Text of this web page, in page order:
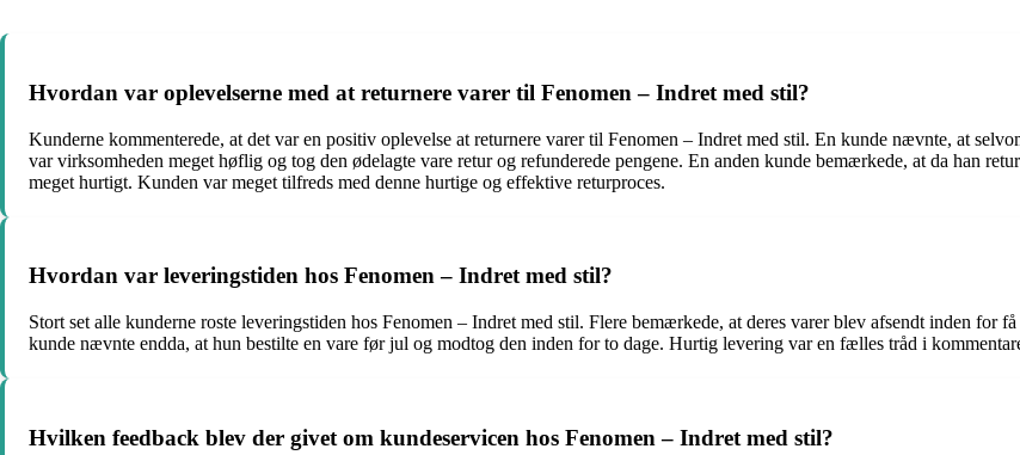
Hvordan var oplevelserne med at returnere varer til Fenomen – Indret med stil?
Kunderne kommenterede, at det var en positiv oplevelse at returnere varer til Fenomen – Indret med stil. En kunde nævnte, at
var virksomheden meget høflig og tog den ødelagte vare retur og refunderede pengene. En anden kunde bemærkede, at da han
meget hurtigt. Kunden var meget tilfreds med denne hurtige og effektive returproces.
Hvordan var leveringstiden hos Fenomen – Indret med stil?
Stort set alle kunderne roste leveringstiden hos Fenomen – Indret med stil. Flere bemærkede, at deres varer blev afsendt inden for
kunde nævnte endda, at hun bestilte en vare før jul og modtog den inden for to dage. Hurtig levering var en fælles tråd i
Hvilken feedback blev der givet om kundeservicen hos Fenomen – Indret med stil?